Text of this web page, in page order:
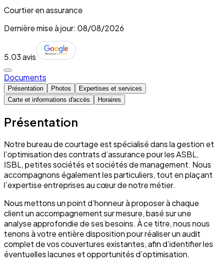
Courtier en assurance
Dernière mise à jour: 08/08/2026
5.03 avis
Documents
Présentation Photos
Expertises et services
Carte et informations d'accès
Horaires
Présentation
Notre bureau de courtage est spécialisé dans la gestion et
l’optimisation des contrats d’assurance pour les ASBL,
ISBL, petites sociétés et sociétés de management. Nous
accompagnons également les particuliers, tout en plaçant
l’expertise entreprises au cœur de notre métier.
Nous mettons un point d’honneur à proposer à chaque
client un accompagnement sur mesure, basé sur une
analyse approfondie de ses besoins. À ce titre, nous nous
tenons à votre entière disposition pour réaliser un audit
complet de vos couvertures existantes, afin d’identifier les
éventuelles lacunes et opportunités d’optimisation.